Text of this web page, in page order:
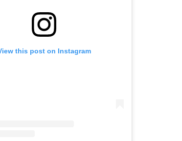
this post on Instagram